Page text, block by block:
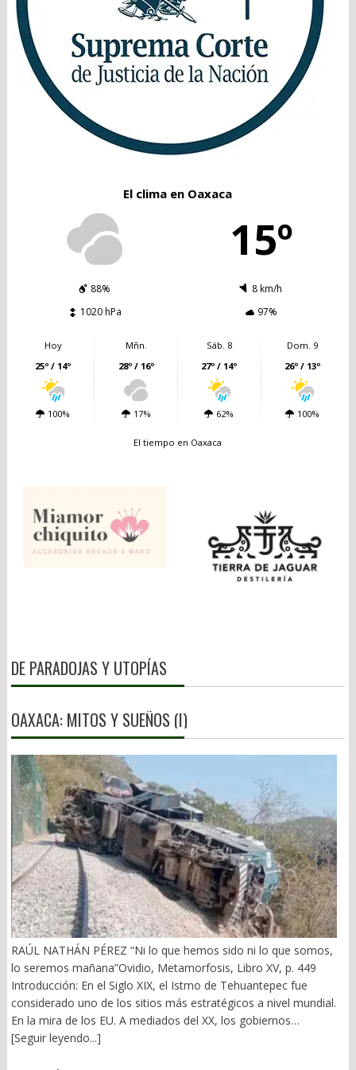
El clima en Oaxaca
15º
88%
8 km/h
1020 hPa
97%
Hoy
25º / 14º
100%
Mñn.
28º / 16º
17%
Sáb. 8
27º / 14º
62%
Dom. 9
26º / 13º
100%
El tiempo en Oaxaca
DE PARADOJAS Y UTOPÍAS
OAXACA: MITOS Y SUEÑOS (I)
RAÚL NATHÁN PÉREZ “Ni lo que hemos sido ni lo que somos,
lo seremos mañana”Ovidio, Metamorfosis, Libro XV, p. 449
Introducción: En el Siglo XIX, el Istmo de Tehuantepec fue
considerado uno de los sitios más estratégicos a nivel mundial.
En la mira de los EU. A mediados del XX, los gobiernos
emanados del PRI iniciaron una serie de proyectos, todos
[Seguir leyendo...]